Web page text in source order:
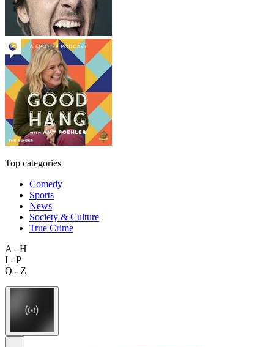
Top categories
Comedy
Sports
News
Society & Culture
True Crime
A - H
I - P
Q - Z